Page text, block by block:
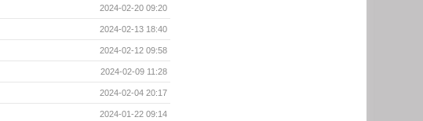
2024-02-20 09:20
2024-02-13 18:40
2024-02-12 09:58
2024-02-09 11:28
2024-02-04 20:17
2024-01-22 09:14